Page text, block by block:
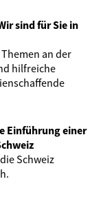
sind für Sie in
an der
hilfreiche
Einführung einer
Schweiz